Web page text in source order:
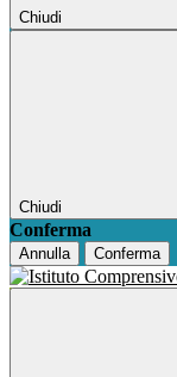
Chiudi
Chiudi
Conferma
Annulla Conferma